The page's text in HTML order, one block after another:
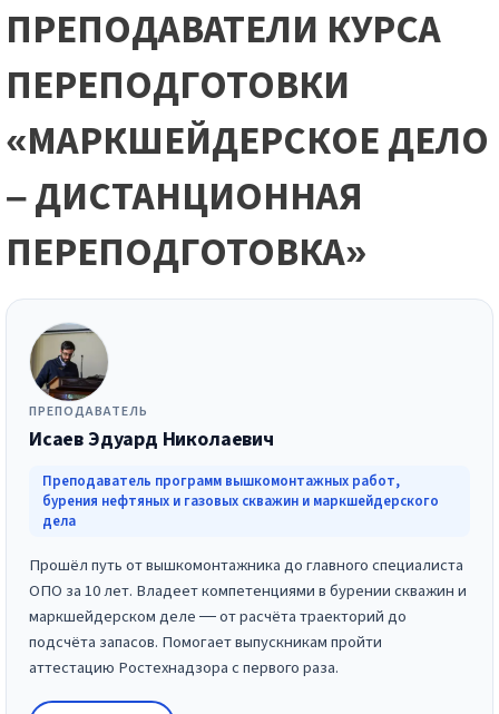
ПРЕПОДАВАТЕЛИ КУРСА
ПЕРЕПОДГОТОВКИ
«МАРКШЕЙДЕРСКОЕ ДЕЛО
– ДИСТАНЦИОННАЯ
ПЕРЕПОДГОТОВКА»
ПРЕПОДАВАТЕЛЬ
Исаев Эдуард Николаевич
Преподаватель программ вышкомонтажных работ,
бурения нефтяных и газовых скважин и маркшейдерского
дела
Прошёл путь от вышкомонтажника до главного специалиста
ОПО за 10 лет. Владеет компетенциями в бурении скважин и
маркшейдерском деле — от расчёта траекторий до
подсчёта запасов. Помогает выпускникам пройти
аттестацию Ростехнадзора с первого раза.